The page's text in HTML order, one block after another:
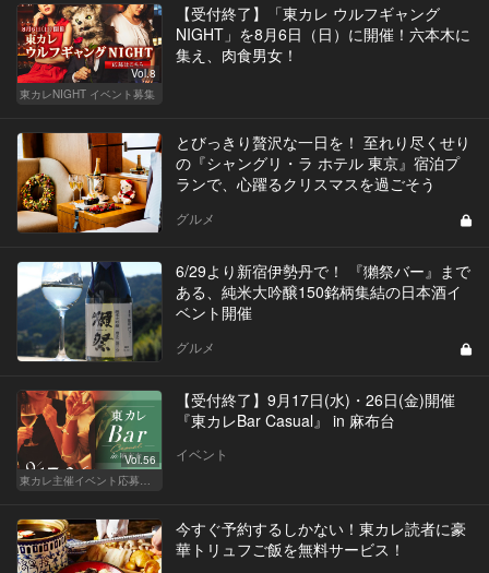
Vol.8
東カレNIGHT イベント募集
【受付終了】「東カレ ウルフギャング
NIGHT」を8月6日（日）に開催！六本木に
集え、肉食男女！
とびっきり贅沢な一日を！ 至れり尽くせり
の『シャングリ・ラ ホテル 東京』宿泊プ
ランで、心躍るクリスマスを過ごそう
グルメ
6/29より新宿伊勢丹で！ 『獺祭バー』まで
ある、純米大吟醸150銘柄集結の日本酒イ
ベント開催
グルメ
Vol.56
【受付終了】9月17日(水)・26日(金)開催
『東カレBar Casual』 in 麻布台
イベント
今すぐ予約するしかない！東カレ読者に豪
華トリュフご飯を無料サービス！